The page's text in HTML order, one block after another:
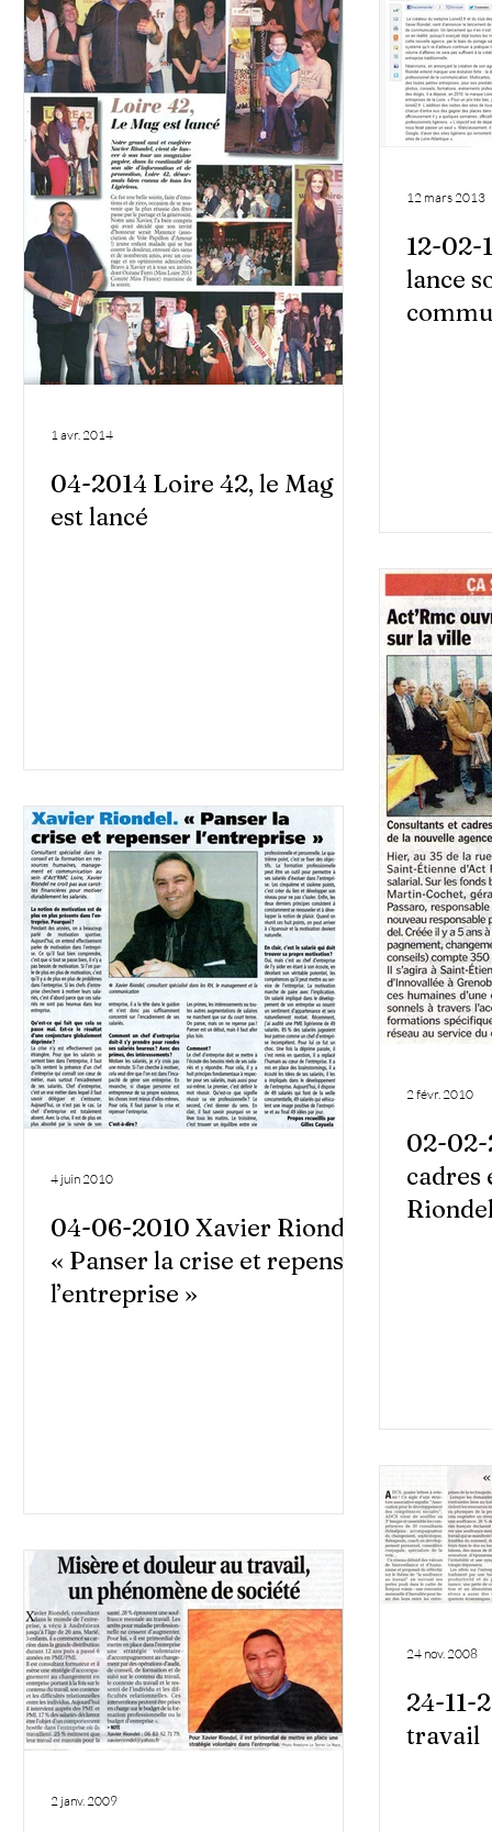
04-2014 Loire 42, le Mag
est lancé
1 avr. 2014
12-02-13 Xavier
lance
12 mars 2013
04-06-2010 Xavier Riondel
« Panser la crise et repenser
l’entreprise »
4 juin 2010
02-02-
cadres
2 févr. 2010
2 janv. 2009
24-11-
travail
24 nov. 2008